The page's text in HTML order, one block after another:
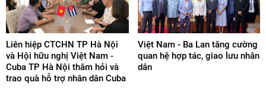
Liên hiệp CTCHN TP Hà Nội
và Hội hữu nghị Việt Nam -
Cuba TP Hà Nội thăm hỏi và
trao quà hỗ trợ nhân dân Cuba
Việt Nam - Ba Lan tăng cường
quan hệ hợp tác, giao lưu nhân
dân